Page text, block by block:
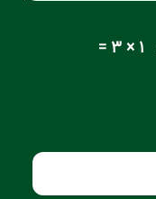
1 × 3 =